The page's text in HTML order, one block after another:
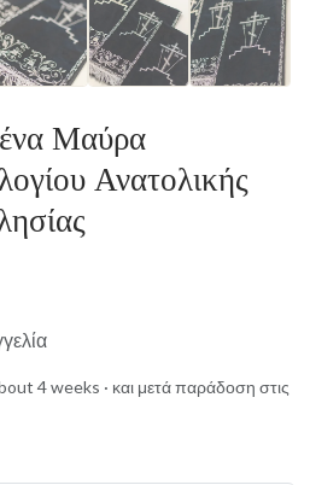
Μαύρα
Ανατολικής
4 weeks · και μετά παράδοση στις